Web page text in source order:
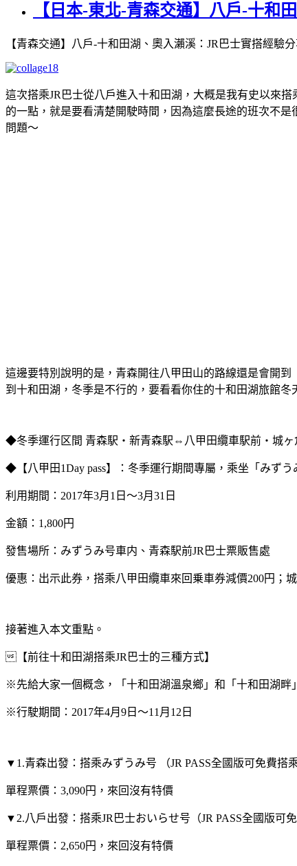
【日本-東北-青森交通】八戶-十和
【青森交通】八戶-十和田湖、奧入瀨溪：JR巴士實搭經驗
這次搭乘JR巴士從八戶進入十和田湖，大概是我有史以來
的一點，就是要看清楚開駛時間，因為這麼長途的班次不
問題～
這邊要特別說明的是，青森開往八甲田山的路線還是會開
到十和田湖，冬季是不行的，要看看你住的十和田湖旅館冬
◆冬季運行区間 青森駅・新青森駅⇔八甲田纜車駅前・城ヶ
◆【八甲田1Day pass】：冬季運行期間專屬，乘坐「みずう
利用期間：2017年3月1日～3月31日
金額：1,800円
發售場所：みずうみ号車内、青森駅前JR巴士票販售處
優惠：出示此券，搭乘八甲田纜車來回乗車券減價200円；
接著進入本文重點。
【前往十和田湖搭乘JR巴士的三種方式】
※先給大家一個概念，「十和田湖溫泉鄉」和「十和田湖畔
※行駛期間：2017年4月9日～11月12日
▼1.青森出發：搭乘みずうみ号 （JR PASS全國版可免費搭
單程票價：3,090円，來回沒有特價
▼2.八戶出發：搭乘JR巴士おいらせ号（JR PASS全國版可免
單程票價：2,650円，來回沒有特價